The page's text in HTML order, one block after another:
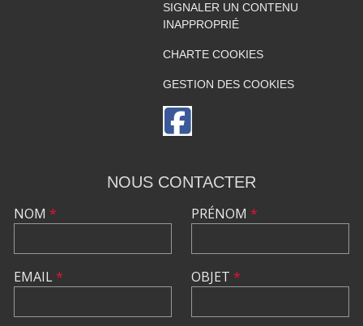
SIGNALER UN CONTENU
INAPPROPRIÉ
CHARTE COOKIES
GESTION DES COOKIES
NOUS CONTACTER
NOM *
EMAIL*
PRÉNOM *
OBJET *